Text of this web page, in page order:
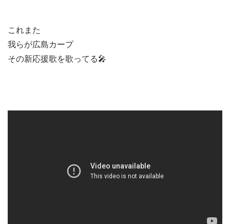
これまた
我らが広島カープ
その新応援歌を歌ってる🎤